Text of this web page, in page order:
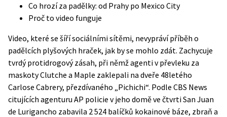
Co hrozí za padělky: od Prahy po Mexico City
Proč to video funguje
Video, které se šíří sociálními sítěmi, nevypráví příběh o
padělcích plyšových hraček, jak by se mohlo zdát. Zachycuje
tvrdý protidrogový zásah, při němž agenti v převleku za
maskoty Clutche a Maple zaklepali na dveře 48letého
Carlose Cabrery, přezdívaného „Pichichi“. Podle CBS News
citujících agenturu AP policie v jeho domě ve čtvrti San Juan
de Lurigancho zabavila 2 524 balíčků kokainové báze, zbraň a